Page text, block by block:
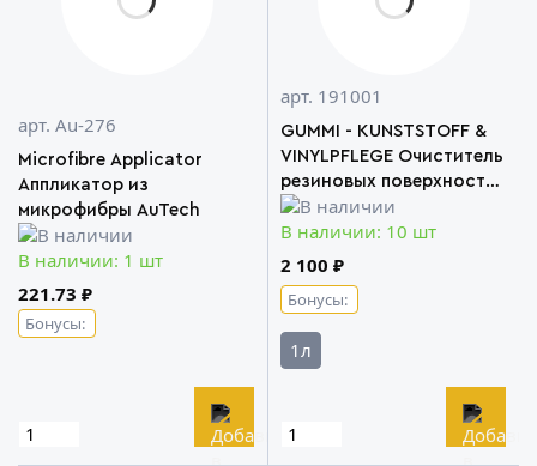
арт. Au-276
Microfibre Applicator
Аппликатор из
микрофибры AuTech
В наличии: 1 шт
221.73 ₽
Бонусы:
арт. 191001
GUMMI - KUNSTSTOFF &
VINYLPFLEGE Очиститель
резиновых поверхностей
Koch Chemie
В наличии: 10 шт
2 100 ₽
Бонусы:
1л